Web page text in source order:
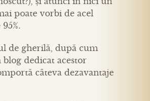
poate vorbi de acel
de gherilă, după cum
blog dedicat acestor
câteva dezavantaje